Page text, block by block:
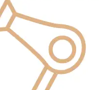
Kapselkaffee-
maschine